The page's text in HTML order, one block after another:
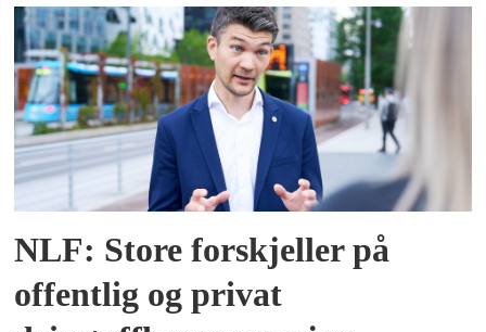
NLF: Store forskjeller på
offentlig og privat